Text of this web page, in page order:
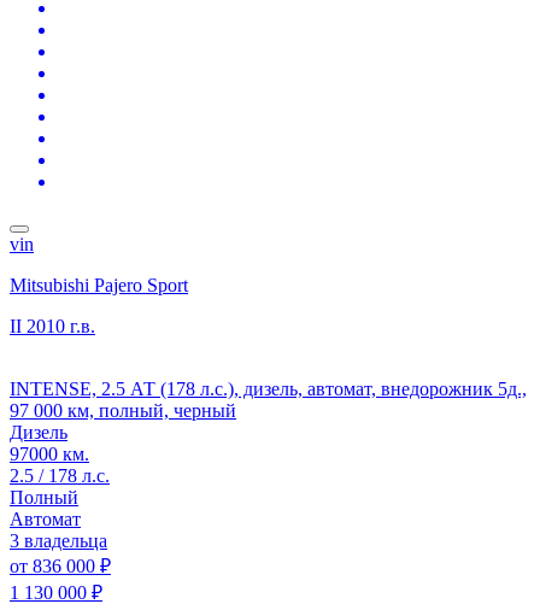
vin
Mitsubishi Pajero Sport
II 2010 г.в.
INTENSE, 2.5 АТ (178 л.с.), дизель, автомат, внедорожник 5д.,
97 000 км, полный, черный
Дизель
97000 км.
2.5 / 178 л.с.
Полный
Автомат
3 владельца
от 836 000 ₽
1 130 000 ₽